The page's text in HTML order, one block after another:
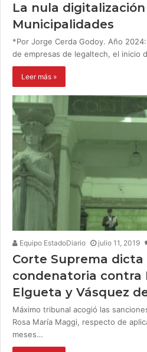
La nula
Municipalidades
*Por Jorge Cerda Godoy. Año
de empresas de legaltech, el inicio
Leer más »
Equipo EstadoDiario julio 11, 2019
Corte Suprema dicta
condenatoria contra
Elgueta y Vásquez
Máximo tribunal acogió las
Rosa María Maggi, respecto de
meses…